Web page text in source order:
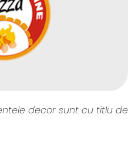
decor sunt cu titlu de